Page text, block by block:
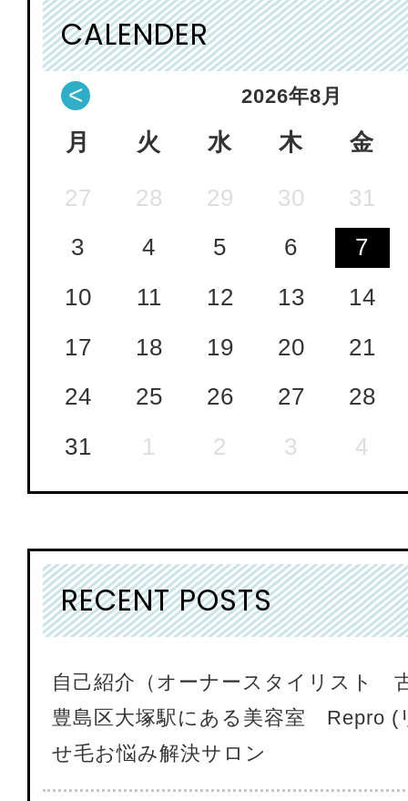
CALENDER
2026年8月
<
月 火 水 木 金
27 28 29 30
31
3
4 5 6
7
10
11 12 13
14
17
18 19 20
21
24
25 26 27
28
31
1 2 3 4
RECENT POSTS
自己紹介（オーナースタイリスト
豊島区大塚駅にある美容室 Repro
せ毛お悩み解決サロン